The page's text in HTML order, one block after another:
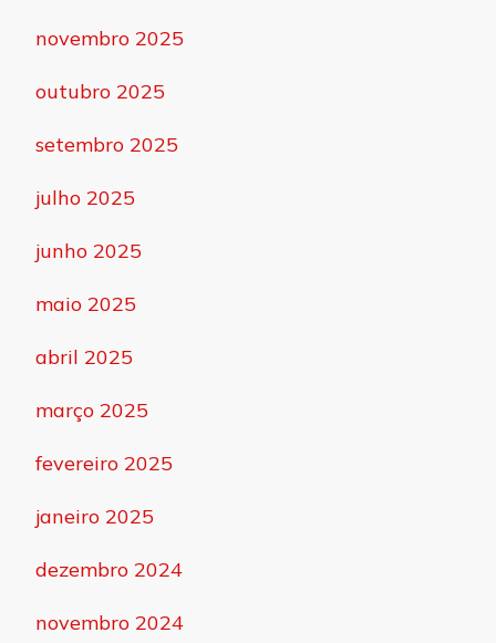
novembro 2025
outubro 2025
setembro 2025
julho 2025
junho 2025
maio 2025
abril 2025
março 2025
fevereiro 2025
janeiro 2025
dezembro 2024
novembro 2024